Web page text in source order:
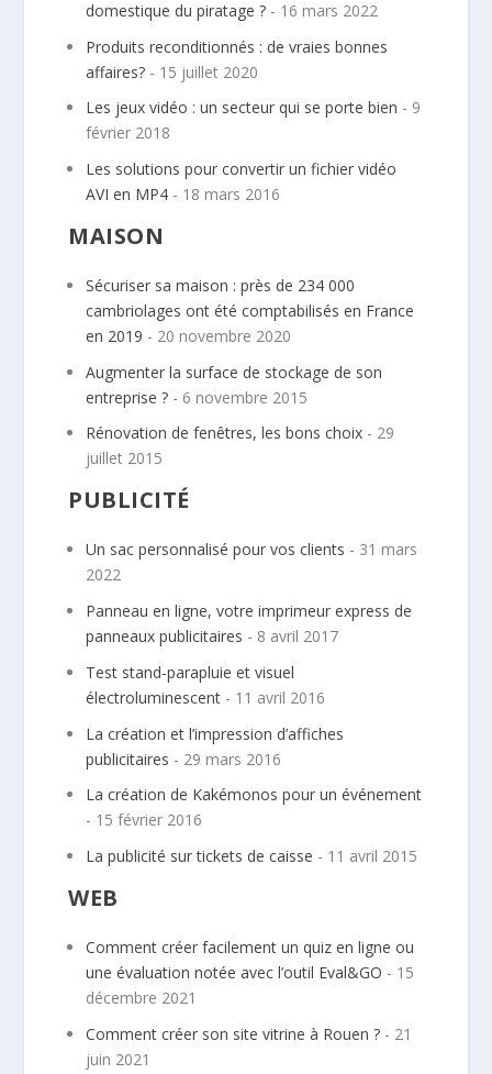
domestique du piratage ? - 16 mars 2022
Produits reconditionnés : de vraies bonnes
affaires? - 15 juillet 2020
Les jeux vidéo : un secteur qui se porte bien - 9
février 2018
Les solutions pour convertir un fichier vidéo
AVI en MP4 - 18 mars 2016
MAISON
Sécuriser sa maison : près de 234 000
cambriolages ont été comptabilisés en France
en 2019 - 20 novembre 2020
Augmenter la surface de stockage de son
entreprise ? - 6 novembre 2015
Rénovation de fenêtres, les bons choix - 29
juillet 2015
PUBLICITÉ
Un sac personnalisé pour vos clients - 31 mars
2022
Panneau en ligne, votre imprimeur express de
panneaux publicitaires - 8 avril 2017
Test stand-parapluie et visuel
électroluminescent - 11 avril 2016
La création et l’impression d’affiches
publicitaires - 29 mars 2016
La création de Kakémonos pour un événement
- 15 février 2016
La publicité sur tickets de caisse - 11 avril 2015
WEB
Comment créer facilement un quiz en ligne ou
une évaluation notée avec l’outil Eval&GO - 15
décembre 2021
Comment créer son site vitrine à Rouen ? - 21
juin 2021